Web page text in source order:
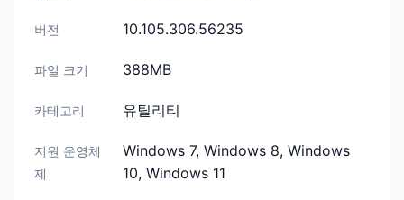
버전 10.105.306.56235
파일 크기 388MB
카테고리 유틸리티
지원 운영체
제
Windows 7, Windows 8, Windows
10, Windows 11